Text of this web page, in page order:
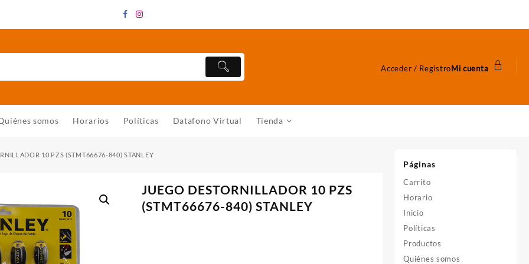
Acceder / RegistroMi cuenta
somos Horarios Políticas Datafono Virtual Tienda
10 PZS (STMT66676-840) STANLEY
JUEGO DESTORNILLADOR 10 PZS
(STMT66676-840) STANLEY
Páginas
Carrito
Horario
Inicio
Políticas
Productos
Quiénes somos